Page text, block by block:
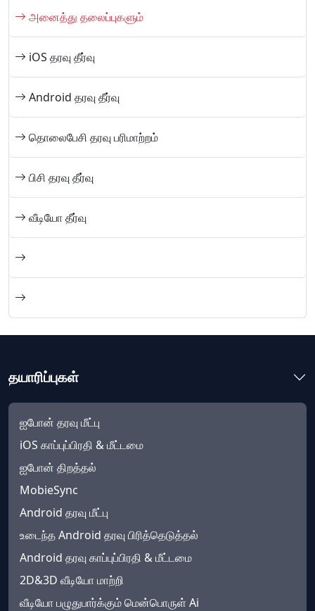
அனைத்து தலைப்புகளும்
iOS தரவு தீர்வு
Android தரவு தீர்வு
தொலைபேசி தரவு பரிமாற்றம்
பிசி தரவு தீர்வு
வீடியோ தீர்வு
தயாரிப்புகள்
ஐபோன் தரவு மீட்பு
iOS காப்புப்பிரதி & மீட்டமை
ஐபோன் திறத்தல்
MobieSync
Android தரவு மீட்பு
உடைந்த Android தரவு பிரித்தெடுத்தல்
Android தரவு காப்புப்பிரதி & மீட்டமை
2D&3D வீடியோ மாற்றி
வீடியோ பழுதுபார்க்கும் மென்பொருள் Ai